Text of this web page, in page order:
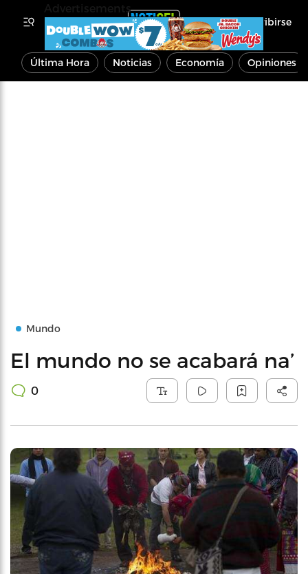
Inscribirse
Última Hora Noticias Economía Opiniones
Mundo
El mundo no se acabará na’
0
Advertisements